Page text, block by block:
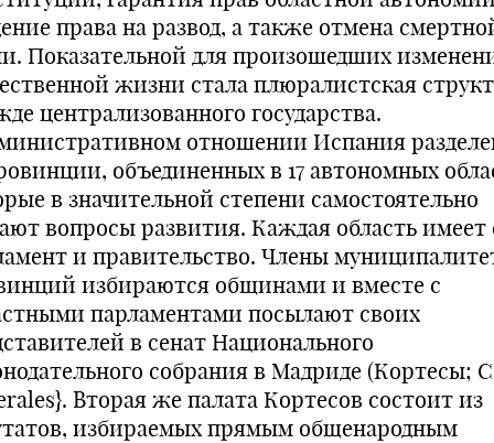
права на развод, а также отмена
Показательной для произошедших
жизни стала плюралистская
централизованного государства.
отношении Испания
объединенных в 17 автономных
в значительной степени самостоятельно
вопросы развития. Каждая область имеет
и правительство. Члены
избираются общинами и вместе с
парламентами посылают своих
в сенат Национального
собрания в Мадриде (Кортесы;
Вторая же палата Кортесов состоит из
избираемых прямым общенародным